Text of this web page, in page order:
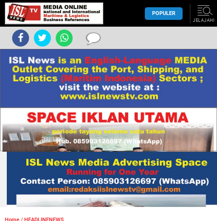
POPULER
JELAJAHI